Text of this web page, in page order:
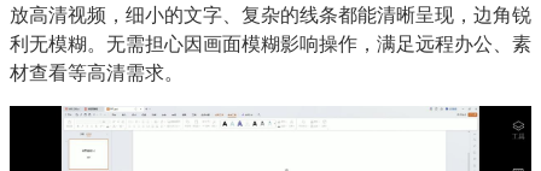
放高清视频，细小的文字、复杂的线条都能清晰呈现，边角锐
利无模糊。无需担心因画面模糊影响操作，满足远程办公、素
材查看等高清需求。